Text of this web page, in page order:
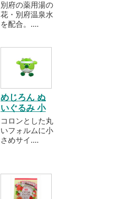
別府の薬用湯の
花・別府温泉水
を配合。....
めじろん ぬ
いぐるみ 小
コロンとした丸
いフォルムに小
さめサイ....